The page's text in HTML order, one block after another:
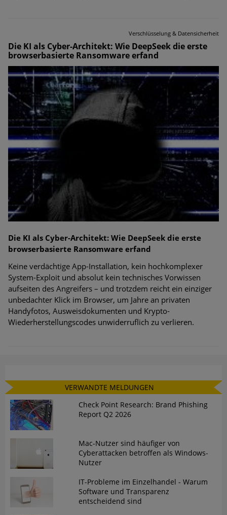
Verschlüsselung & Datensicherheit
Die KI als Cyber-Architekt: Wie DeepSeek die erste
browserbasierte Ransomware erfand
Die KI als Cyber-Architekt: Wie DeepSeek die erste
browserbasierte Ransomware erfand
Keine verdächtige App-Installation, kein hochkomplexer
System-Exploit und absolut kein technisches Vorwissen
aufseiten des Angreifers – und trotzdem reicht ein einziger
unbedachter Klick im Browser, um Jahre an privaten
Handyfotos, Ausweisdokumenten und Krypto-
Wiederherstellungscodes unwiderruflich zu verlieren.
VERWANDTE MELDUNGEN
Check Point Research: Brand Phishing
Report Q2 2026
Mac-Nutzer sind häufiger von
Cyberattacken betroffen als Windows-
Nutzer
IT-Probleme im Einzelhandel - Warum
Software und Transparenz
entscheidend sind